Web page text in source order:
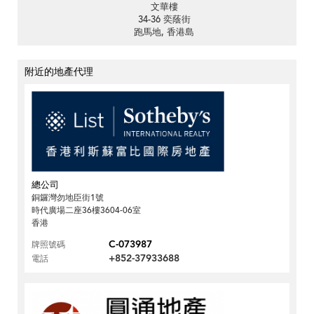
文華樓
34-36 奕蔭街
跑馬地, 香港島
附近的地產代理
總公司
銅鑼灣勿地臣街1號
時代廣場二座36樓3604-06室
香港
牌照號碼
C-073987
電話 +852-37933688